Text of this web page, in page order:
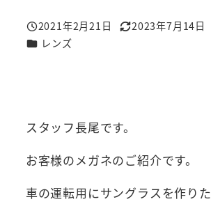
投稿日
2021年2月21日
更新日
2023年7月14日
カテゴリー
レンズ
スタッフ長尾です。
お客様のメガネのご紹介です。
車の運転用にサングラスを作り